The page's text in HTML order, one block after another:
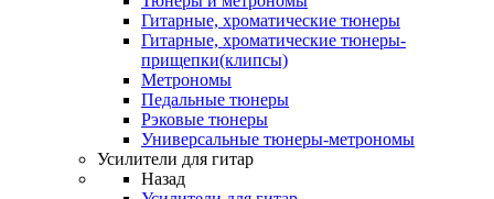
Гитарные, хроматические тюнеры
Гитарные, хроматические тюнеры-
прищепки(клипсы)
Метрономы
Педальные тюнеры
Рэковые тюнеры
Универсальные тюнеры-метрономы
Усилители для гитар
Назад